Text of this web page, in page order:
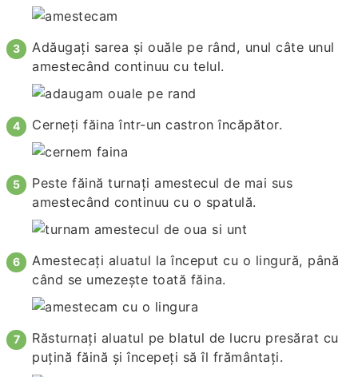
Adăugați sarea și ouăle pe rând, unul câte unul
amestecând continuu cu telul.
Cerneți făina într-un castron încăpător.
Peste făină turnați amestecul de mai sus
amestecând continuu cu o spatulă.
Amestecați aluatul la început cu o lingură, până
când se umezește toată făina.
Răsturnați aluatul pe blatul de lucru presărat cu
puțină făină și începeți să îl frământați.